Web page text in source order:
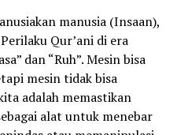
manusia (Insaan),
Qur’ani di era
dan “Ruh”. Mesin bisa
mesin tidak bisa
adalah memastikan
alat untuk menebar